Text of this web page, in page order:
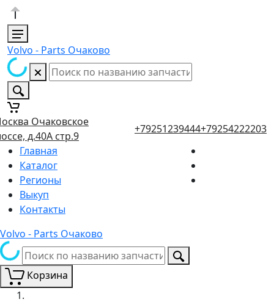
Volvo - Parts Очаково
Очаковское
д.40А стр.9
+79251239444+79254222203
Главная
Каталог
Регионы
Выкуп
Контакты
Volvo - Parts Очаково
Корзина